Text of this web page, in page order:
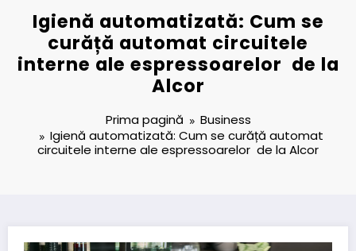
Igienă automatizată: Cum se
curăță automat circuitele
interne ale espressoarelor de la
Alcor
Prima pagină
Business
Igienă automatizată: Cum se curăță automat
circuitele interne ale espressoarelor de la Alcor